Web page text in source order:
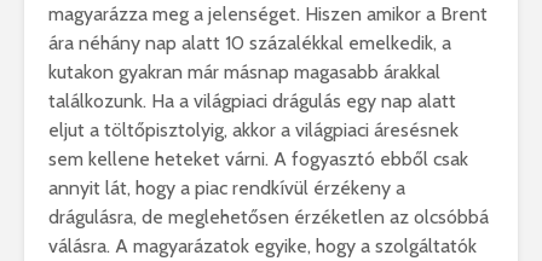
magyarázza meg a jelenséget. Hiszen amikor a Brent
ára néhány nap alatt 10 százalékkal emelkedik, a
kutakon gyakran már másnap magasabb árakkal
találkozunk. Ha a világpiaci drágulás egy nap alatt
eljut a töltőpisztolyig, akkor a világpiaci áresésnek
sem kellene heteket várni. A fogyasztó ebből csak
annyit lát, hogy a piac rendkívül érzékeny a
drágulásra, de meglehetősen érzéketlen az olcsóbbá
válásra. A magyarázatok egyike, hogy a szolgáltatók